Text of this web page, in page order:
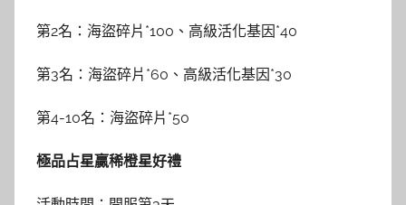
第2名：海盜碎片*100、高級活化基因*40
第3名：海盜碎片*60、高級活化基因*30
第4-10名：海盜碎片*50
極品占星贏稀橙星好禮